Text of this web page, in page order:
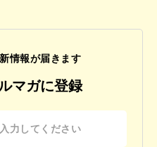
情報が届きます
マガに登録